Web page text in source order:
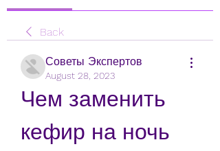
Back
Советы Экспертов
August 28, 2023
Чем заменить
кефир на ночь